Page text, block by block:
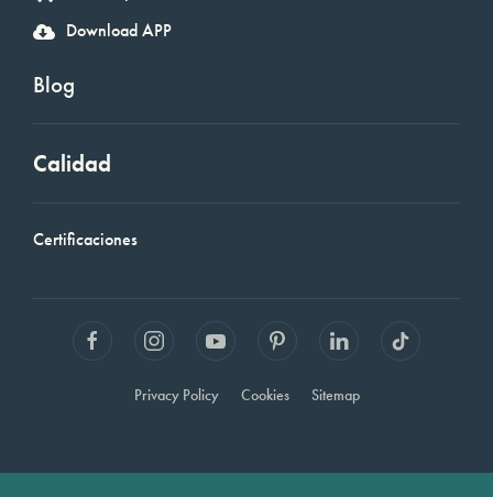
Download APP
Blog
Calidad
Certificaciones
Privacy Policy Cookies Sitemap